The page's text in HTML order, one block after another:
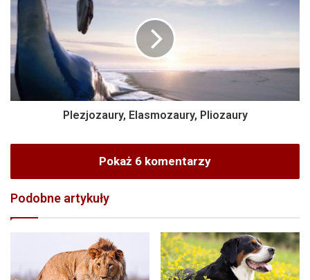
Plezjozaury, Elasmozaury, Pliozaury
Pokaż 6 komentarzy
Podobne artykuły